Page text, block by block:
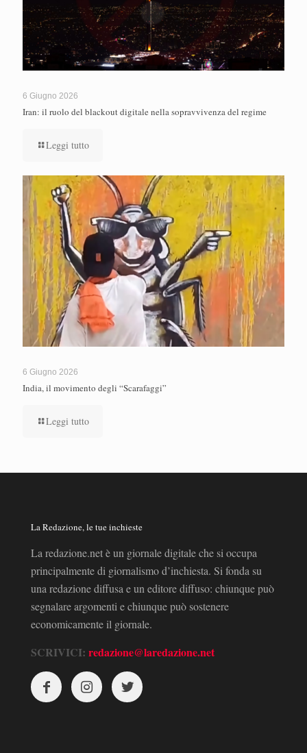
6 Giugno 2026
Iran: il ruolo del blackout digitale nella sopravvivenza del regime
Leggi tutto
6 Giugno 2026
India, il movimento degli “Scarafaggi”
Leggi tutto
La Redazione, le tue inchieste
La redazione.net è un giornale digitale che si occupa
principalmente di giornalismo d’inchiesta. Si fonda su
una redazione diffusa e un editore diffuso: chiunque può
segnalare argomenti e chiunque può sostenere
economicamente il giornale.
SCRIVICI: redazione@laredazione.net